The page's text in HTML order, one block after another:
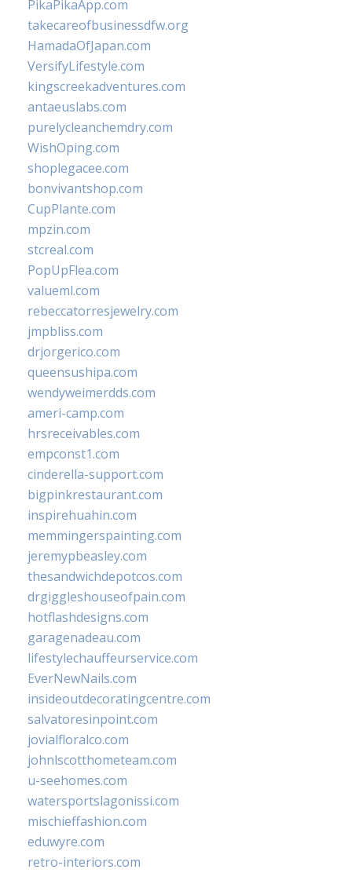
PikaPikaApp.com
takecareofbusinessdfw.org
HamadaOfJapan.com
VersifyLifestyle.com
kingscreekadventures.com
antaeuslabs.com
purelycleanchemdry.com
WishOping.com
shoplegacee.com
bonvivantshop.com
CupPlante.com
mpzin.com
stcreal.com
PopUpFlea.com
valueml.com
rebeccatorresjewelry.com
jmpbliss.com
drjorgerico.com
queensushipa.com
wendyweimerdds.com
ameri-camp.com
hrsreceivables.com
empconst1.com
cinderella-support.com
bigpinkrestaurant.com
inspirehuahin.com
memmingerspainting.com
jeremypbeasley.com
thesandwichdepotcos.com
drgiggleshouseofpain.com
hotflashdesigns.com
garagenadeau.com
lifestylechauffeurservice.com
EverNewNails.com
insideoutdecoratingcentre.com
salvatoresinpoint.com
jovialfloralco.com
johnlscotthometeam.com
u-seehomes.com
watersportslagonissi.com
mischieffashion.com
eduwyre.com
retro-interiors.com